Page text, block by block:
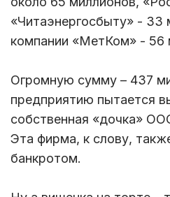
«Читаэнергосбыту» - 33
компании «МетКом» - 56
Огромную сумму – 437
предприятию пытается
собственная «дочка»
Эта фирма, к слову,
банкротом.